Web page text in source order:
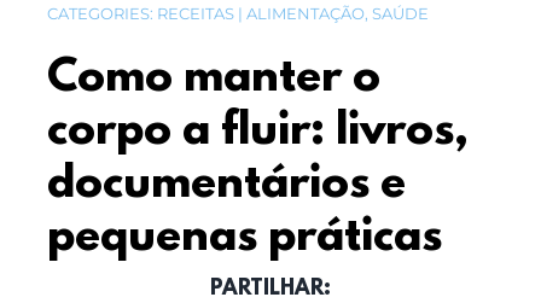
CATEGORIES: RECEITAS | ALIMENTAÇÃO, SAÚDE
Como manter o
corpo a fluir: livros,
documentários e
pequenas práticas
PARTILHAR: